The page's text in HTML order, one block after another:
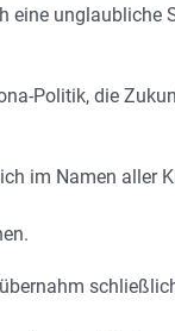
eine unglaubliche
Politik, die
im Namen aller